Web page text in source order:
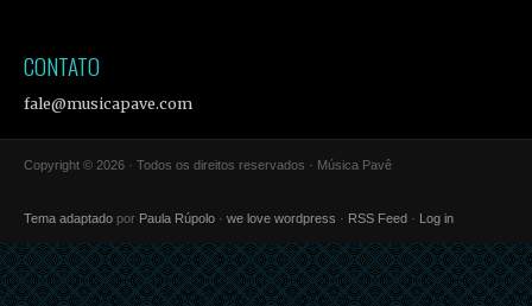
CONTATO
fale@musicapave.com
Copyright © 2026 · Todos os direitos reservados · Música Pavê
Tema adaptado por Paula Rúpolo · we love wordpress · RSS Feed · Log in